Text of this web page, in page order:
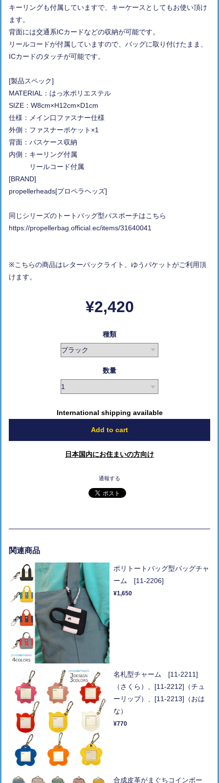
キーリングも付属していますで、キーケースとしてもお使い頂け
ます。
背面には交通系ICカードなどの収納が可能です。
リールコードが付属していますので、バッグに取り付けたまま、
ICカードのタッチが可能です。
[製品スペック]
MATERIAL：はっ水ポリエステル
SIZE：W8cm×H12cm×D1cm
仕様：メイン口ファスナー仕様
外側：ファスナーポケット×1
背面：パスケース収納
内側：キーリング付属
リールコード付属
[BRAND]
propellerheads[プロペラヘッズ]
同じシリーズのトートバッグ型パスポーチはこちら
https://propellerbag.official.ec/items/31640041
※こちらの商品はレターパックライト、ゆうパケットがご利用頂
けます。
¥2,420
種類
数量
International shipping available
Add to cart
日本国内にお住まいの方向け
通報する
関連商品
ポリトートバッグ型バッグチャ
ーム [11-2206]
¥1,650
名札型チャーム [11-2211]
（さくら）、[11-2212]（チュ
ーリップ）、[11-2213]（おは
な）
¥770
合成皮革がまぐちコインポー